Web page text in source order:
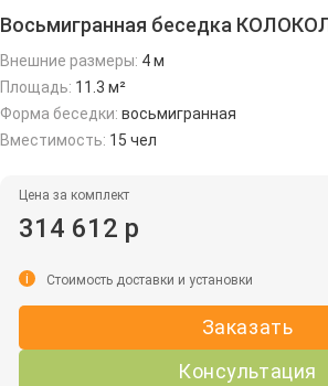
Восьмигранная беседка
Внешние размеры: 4 м
Площадь: 11.3 м²
Форма беседки: восьмигранная
Вместимость: 15 чел
Цена за комплект
314 612 р
Заказать
Консультация
i Стоимость доставки и установки